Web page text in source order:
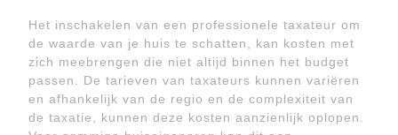
Het inschakelen van een professionele taxateur om
de waarde van je huis te schatten, kan kosten met
zich meebrengen die niet altijd binnen het budget
passen. De tarieven van taxateurs kunnen variëren
en afhankelijk van de regio en de complexiteit van
de taxatie, kunnen deze kosten aanzienlijk oplopen.